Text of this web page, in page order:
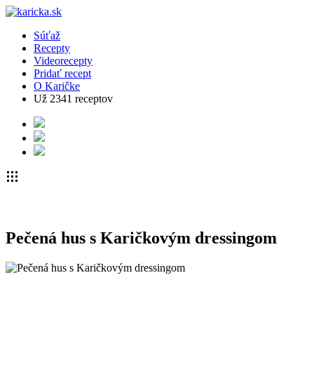
Súťaž
Recepty
Videorecepty
Pridať recept
O Karičke
Už 2341 receptov
Pečená hus s Karičkovým dressingom